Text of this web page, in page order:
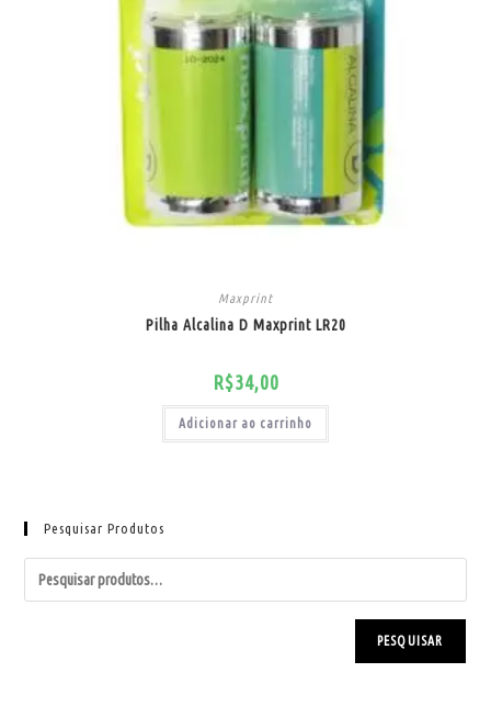
Maxprint
Pilha Alcalina D Maxprint LR20
R$34,00
Adicionar ao carrinho
Pesquisar Produtos
PESQUISAR